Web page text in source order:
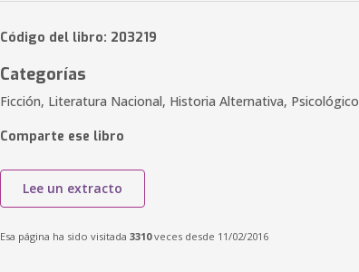
Código del libro: 203219
Categorías
Ficción, Literatura Nacional, Historia Alternativa, Psicológico
Comparte ese libro
Lee un extracto
Esa página ha sido visitada 3310veces desde 11/02/2016